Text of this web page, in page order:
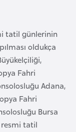
tatil günlerinin
oldukça
Fahri
Adana,
Fahri
Bursa
resmi tatil